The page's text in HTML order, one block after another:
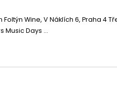
Foltýn Wine, V Náklích 6, Praha 4
Music Days ...